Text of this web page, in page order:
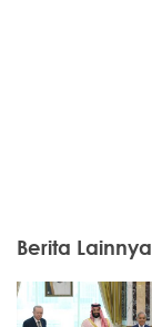
Berita Lainnya